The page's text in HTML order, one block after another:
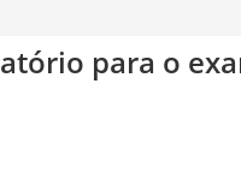
para o